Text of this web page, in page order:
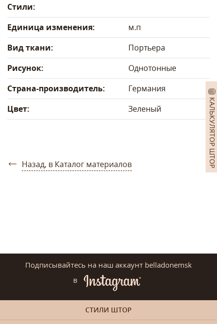
КАЛЬКУЛЯТОР ШТОР
Стили:
Единица изменения:
м.п
Вид ткани:
Портьера
Рисунок:
Однотонные
Страна-производитель:
Германия
Цвет:
Зеленый
Назад, в Каталог материалов
Подписывайтесь на наш аккаунт belladonemsk
в
СТИЛИ ШТОР